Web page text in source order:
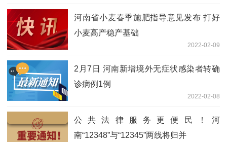
河南省小麦春季施肥指导意见发布 打好
小麦高产稳产基础
2022-02-09
2月7日 河南新增境外无症状感染者转确
诊病例1例
2022-02-08
公共法律服务更便民！河
南“12348”与“12345”两线将归并